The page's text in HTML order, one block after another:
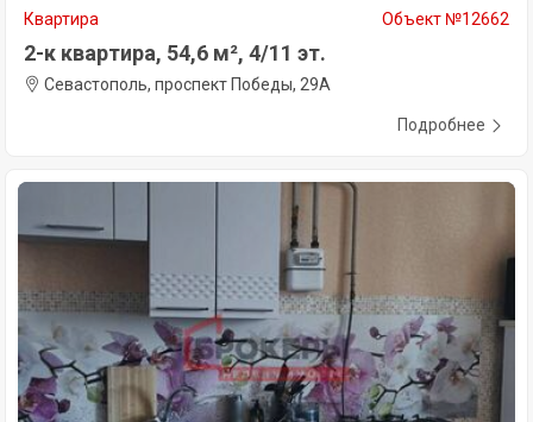
Квартира Объект №12662
2-к квартира, 54,6 м², 4/11 эт.
Севастополь, проспект Победы, 29А
Подробнее